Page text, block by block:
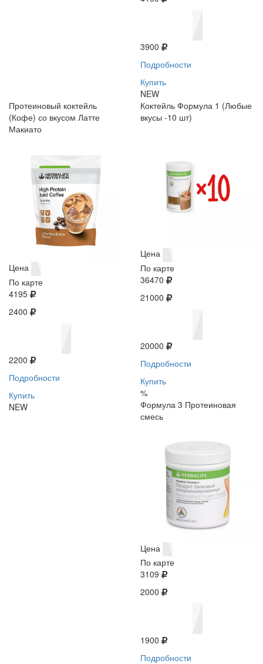
3900
Подробности
Купить
NEW
Протеиновый коктейль
(Кофе) со вкусом Латте
Макиато
Цена
По карте
4195
2400
2200
Подробности
Купить
NEW
Коктейль Формула 1 (Любые
вкусы -10 шт)
Цена
По карте
36470
21000
20000
Подробности
Купить
%
Формула 3 Протеиновая
смесь
Цена
По карте
3109
2000
1900
Подробности